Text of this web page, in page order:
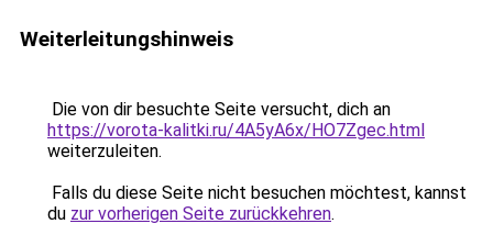
Weiterleitungshinweis
Die von dir besuchte Seite versucht, dich an
https://vorota-kalitki.ru/4A5yA6x/HO7Zgec.html
weiterzuleiten.
Falls du diese Seite nicht besuchen möchtest, kannst
du zur vorherigen Seite zurückkehren.